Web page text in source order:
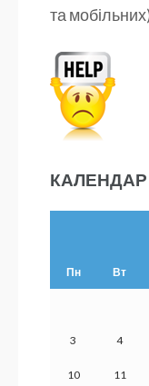
та
КАЛЕНДАР
Пн Вт
3 4
10 11